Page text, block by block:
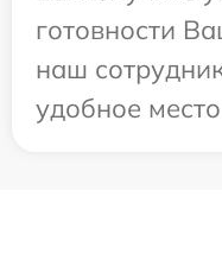
готовности
наш
удобное